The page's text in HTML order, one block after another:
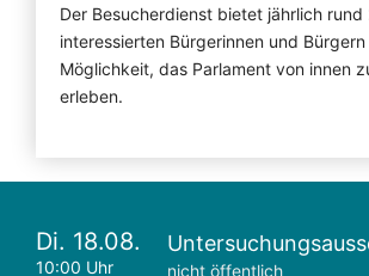
Der Besucherdienst bietet jährlich
interessierten Bürgerinnen und
Möglichkeit, das Parlament von innen
erleben.
Di. 18.08.
10:00 Uhr nicht öffentlich